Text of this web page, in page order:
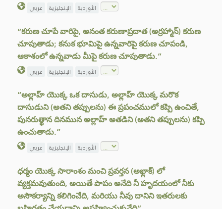
عربي الإنجليزية الأوردية
“కరుణ చూపే వారిపై, అనంత కరుణాప్రదాత (అర్రహ్మాన్) కరుణ
చూపుతాడు; కనుక భూమిపై ఉన్నవారిపై కరుణ చూపండి,
ఆకాశంలో ఉన్నవాడు మీపై కరుణ చూపుతాడు.”
عربي الإنجليزية الأوردية
“అల్లాహ్ యొక్క ఒక దాసుడు, అల్లాహ్ యొక్క మరొక
దాసుడుని (అతని తప్పులను) ఈ ప్రపంచములో కప్పి ఉంచితే,
పునరుత్థాన దినమున అల్లాహ్ అతడిని (అతని తప్పులను) కప్పి
ఉంచుతాడు.”
عربي الإنجليزية الأوردية
ధర్మం యొక్క సారాంశం మంచి ప్రవర్తన (అఖ్లాక్) లో
వ్యక్తమవుతుంది, అయితే పాపం అనేది నీ హృదయంలో నీకు
అసౌకర్యాన్ని కలిగించేది, మరియు నీవు దానిని ఇతరులకు